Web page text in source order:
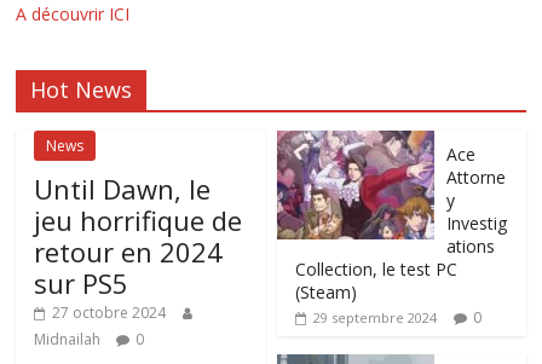
A découvrir ICI
Hot News
News
Until Dawn, le
jeu horrifique de
retour en 2024
sur PS5
27 octobre 2024
Midnailah
0
Ace
Attorne
y
Investig
ations
Collection, le test PC
(Steam)
29 septembre 2024 0